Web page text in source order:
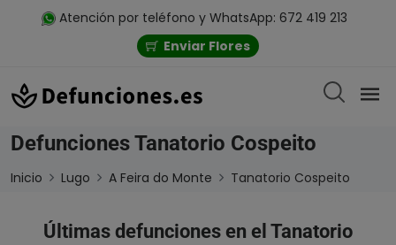
Atención por teléfono y WhatsApp: 672 419 213
Enviar Flores
Defunciones Tanatorio Cospeito
Inicio Lugo A Feira do Monte Tanatorio Cospeito
Últimas defunciones en el Tanatorio